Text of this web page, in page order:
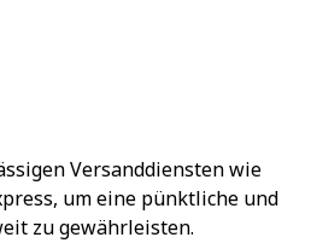
Versanddiensten wie
um eine pünktliche und
zu gewährleisten.